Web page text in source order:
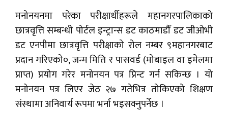
मनोनयनमा परेका परीक्षार्थीहरूले महानगरपालिकाको
छात्रवृत्ति सम्बन्धी पोर्टल इन्ट्रान्स डट काठमाडौँ डट जीओभी
डट एनपीमा छात्रवृत्ति परीक्षाको रोल नम्बर ९महानगरबाट
प्रदान गरिएको०, जन्म मिति र पासवर्ड (मोबाइल वा इमेलमा
प्राप्त) प्रयोग गरेर मनोनयन पत्र प्रिन्ट गर्न सकिन्छ । यो
मनोनयन पत्र लिएर जेठ २७ गतेभित्र तोकिएको शिक्षण
संस्थामा अनिवार्य रूपमा भर्ना भइसक्नुपर्नेछ ।